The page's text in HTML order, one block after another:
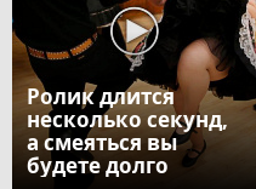
Ролик длится
несколько секунд,
а смеяться вы
будете долго